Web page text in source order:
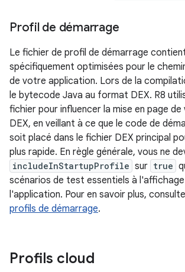
Profil de démarrage
Le fichier de profil de démarrage
spécifiquement optimisées pour le
de votre application. Lors de la
le bytecode Java au format DEX. R8
fichier pour influencer la mise en page
DEX, en veillant à ce que le code de
soit placé dans le fichier DEX principal
plus rapide. En règle générale, vous ne
includeInStartupProfile sur true
scénarios de test essentiels à
l'application. Pour en savoir plus,
profils de démarrage.
Profils cloud